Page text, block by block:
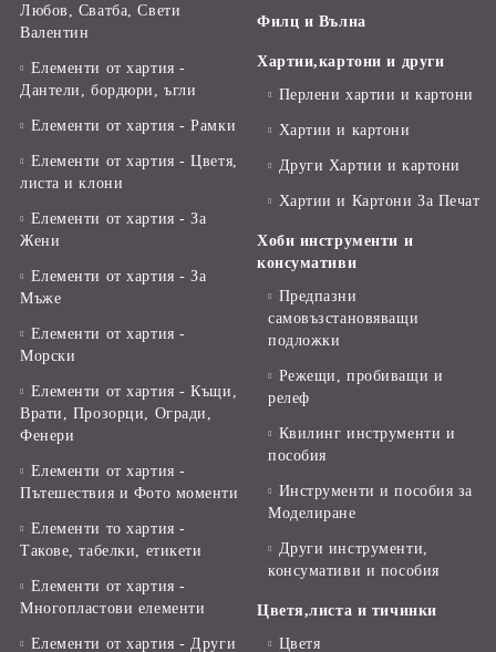
Любов, Сватба, Свети
Валентин
Елементи от хартия -
Дантели, бордюри, ъгли
Елементи от хартия - Рамки
Елементи от хартия - Цветя,
листа и клони
Елементи от хартия - За
Жени
Елементи от хартия - За
Мъже
Елементи от хартия -
Морски
Елементи от хартия - Къщи,
Врати, Прозорци, Огради,
Фенери
Елементи от хартия -
Пътешествия и Фото моменти
Елементи то хартия -
Такове, табелки, етикети
Елементи от хартия -
Многопластови елементи
Елементи от хартия - Други
Филц и Вълна
Хартии,картони и други
Перлени хартии и картони
Хартии и картони
Други Хартии и картони
Хартии и Картони За Печат
Хоби инструменти и
консумативи
Предпазни
самовъзстановяващи
подложки
Режещи, пробиващи и
релеф
Квилинг инструменти и
пособия
Инструменти и пособия за
Моделиране
Други инструменти,
консумативи и пособия
Цветя,листа и тичинки
Цветя